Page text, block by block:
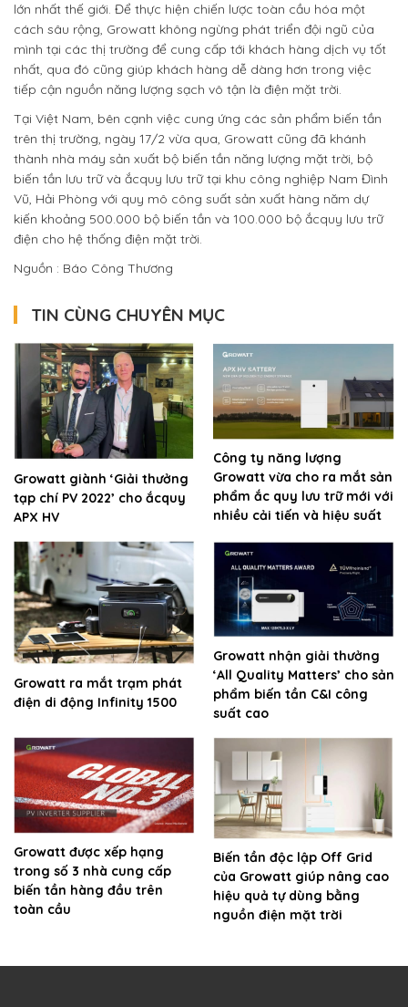
lớn nhất thế giới. Để thực hiện chiến lược toàn cầu hóa một
cách sâu rộng, Growatt không ngừng phát triển đội ngũ của
mình tại các thị trường để cung cấp tới khách hàng dịch vụ tốt
nhất, qua đó cũng giúp khách hàng dễ dàng hơn trong việc
tiếp cận nguồn năng lượng sạch vô tận là điện mặt trời.
Tại Việt Nam, bên cạnh việc cung ứng các sản phẩm biến tần
trên thị trường, ngày 17/2 vừa qua, Growatt cũng đã khánh
thành nhà máy sản xuất bộ biến tần năng lượng mặt trời, bộ
biến tần lưu trữ và ắcquy lưu trữ tại khu công nghiệp Nam Đình
Vũ, Hải Phòng với quy mô công suất sản xuất hàng năm dự
kiến khoảng 500.000 bộ biến tần và 100.000 bộ ắcquy lưu trữ
điện cho hệ thống điện mặt trời.
Nguồn : Báo Công Thương
TIN CÙNG CHUYÊN MỤC
Growatt giành ‘Giải thưởng
tạp chí PV 2022’ cho ắcquy
APX HV
Công ty năng lượng
Growatt vừa cho ra mắt sản
phẩm ắc quy lưu trữ mới với
nhiều cải tiến và hiệu suất
Growatt ra mắt trạm phát
điện di động Infinity 1500
Growatt nhận giải thưởng
‘All Quality Matters’ cho sản
phẩm biến tần C&I công
suất cao
Growatt được xếp hạng
trong số 3 nhà cung cấp
biến tần hàng đầu trên
toàn cầu
Biến tần độc lập Off Grid
của Growatt giúp nâng cao
hiệu quả tự dùng bằng
nguồn điện mặt trời